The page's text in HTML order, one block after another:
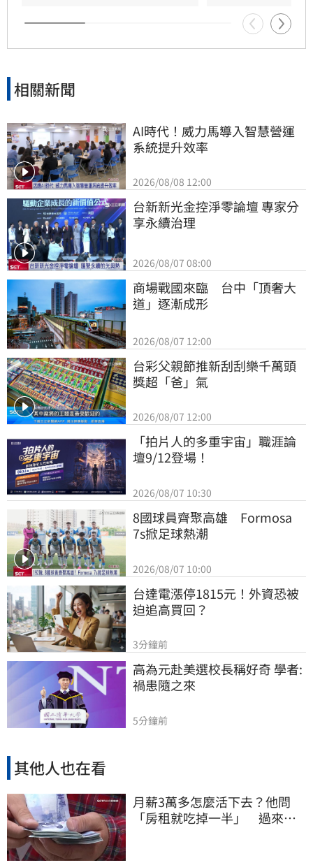
相關新聞
AI時代！威力馬導入智慧營運
系統提升效率
2026/08/08 12:00
台新新光金控淨零論壇 專家分
享永續治理
2026/08/07 08:00
商場戰國來臨　台中「頂奢大
道」逐漸成形
2026/08/07 12:00
台彩父親節推新刮刮樂千萬頭
獎超「爸」氣
2026/08/07 12:00
「拍片人的多重宇宙」職涯論
壇9/12登場！
2026/08/07 10:30
8國球員齊聚高雄　Formosa
7s掀足球熱潮
2026/08/07 10:00
台達電漲停1815元！外資恐被
迫追高買回？
3分鐘前
高為元赴美選校長稱好奇 學者:
禍患隨之來
5分鐘前
其他人也在看
月薪3萬多怎麼活下去？他問
「房租就吃掉一半」 過來人